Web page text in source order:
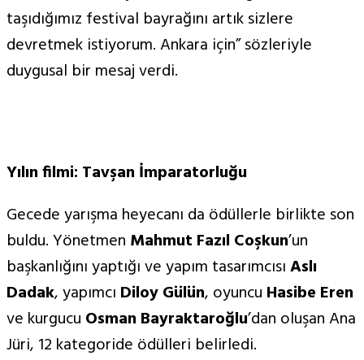
taşıdığımız festival bayrağını artık sizlere
devretmek istiyorum. Ankara için” sözleriyle
duygusal bir mesaj verdi.
Yılın filmi: Tavşan İmparatorluğu
Gecede yarışma heyecanı da ödüllerle birlikte son
buldu. Yönetmen Mahmut Fazıl Coşkun’un
başkanlığını yaptığı ve yapım tasarımcısıAslı
Dadak, yapımcı Diloy Gülün, oyuncu Hasibe Eren
ve kurgucu Osman Bayraktaroğlu’dan oluşan Ana
Jüri, 12 kategoride ödülleri belirledi.